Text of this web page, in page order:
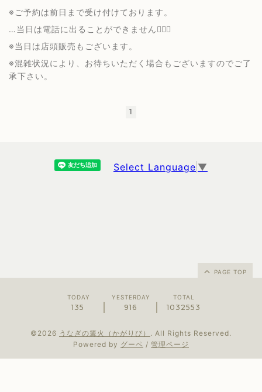
※ご予約は前日まで受け付けております。
…当日は電話に出ることができません🙇🏻‍♀️
※当日は店頭販売もございます。
※混雑状況により、お待ちいただく場合もございますのでご了
承下さい。
1
Select Language ▼
PAGE TOP
TODAY
135
YESTERDAY
916
TOTAL
1032553
©2026 うなぎの篝火（かがりび） . All Rights Reserved.
Powered by グーペ / 管理ページ